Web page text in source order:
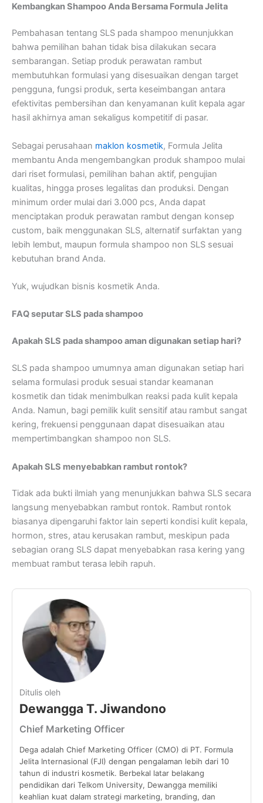
Kembangkan Shampoo Anda Bersama Formula Jelita
Pembahasan tentang SLS pada shampoo menunjukkan
bahwa pemilihan bahan tidak bisa dilakukan secara
sembarangan. Setiap produk perawatan rambut
membutuhkan formulasi yang disesuaikan dengan target
pengguna, fungsi produk, serta keseimbangan antara
efektivitas pembersihan dan kenyamanan kulit kepala agar
hasil akhirnya aman sekaligus kompetitif di pasar.
Sebagai perusahaan maklon kosmetik, Formula Jelita
membantu Anda mengembangkan produk shampoo mulai
dari riset formulasi, pemilihan bahan aktif, pengujian
kualitas, hingga proses legalitas dan produksi. Dengan
minimum order mulai dari 3.000 pcs, Anda dapat
menciptakan produk perawatan rambut dengan konsep
custom, baik menggunakan SLS, alternatif surfaktan yang
lebih lembut, maupun formula shampoo non SLS sesuai
kebutuhan brand Anda.
Yuk, wujudkan bisnis kosmetik Anda.
FAQ seputar SLS pada shampoo
Apakah SLS pada shampoo aman digunakan setiap hari?
SLS pada shampoo umumnya aman digunakan setiap hari
selama formulasi produk sesuai standar keamanan
kosmetik dan tidak menimbulkan reaksi pada kulit kepala
Anda. Namun, bagi pemilik kulit sensitif atau rambut sangat
kering, frekuensi penggunaan dapat disesuaikan atau
mempertimbangkan shampoo non SLS.
Apakah SLS menyebabkan rambut rontok?
Tidak ada bukti ilmiah yang menunjukkan bahwa SLS secara
langsung menyebabkan rambut rontok. Rambut rontok
biasanya dipengaruhi faktor lain seperti kondisi kulit kepala,
hormon, stres, atau kerusakan rambut, meskipun pada
sebagian orang SLS dapat menyebabkan rasa kering yang
membuat rambut terasa lebih rapuh.
Ditulis oleh
Dewangga T. Jiwandono
Chief Marketing Officer
Dega adalah Chief Marketing Officer (CMO) di PT. Formula
Jelita Internasional (FJI) dengan pengalaman lebih dari 10
tahun di industri kosmetik. Berbekal latar belakang
pendidikan dari Telkom University, Dewangga memiliki
keahlian kuat dalam strategi marketing, branding, dan